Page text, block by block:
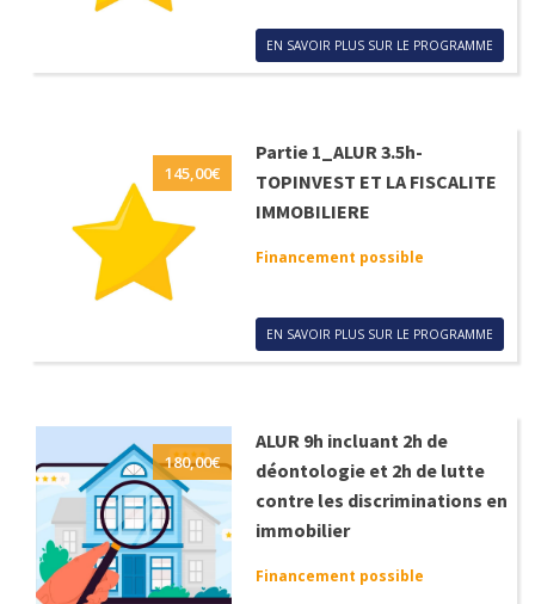
EN SAVOIR PLUS SUR LE PROGRAMME
145,00€
Partie 1_ALUR 3.5h-
TOPINVEST ET LA FISCALITE
IMMOBILIERE
Financement possible
EN SAVOIR PLUS SUR LE PROGRAMME
180,00€
ALUR 9h incluant 2h de
déontologie et 2h de lutte
contre les discriminations en
immobilier
Financement possible